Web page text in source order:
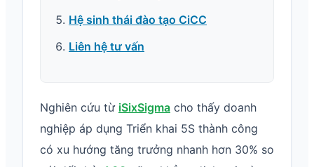
Hệ sinh thái đào tạo CiCC
Liên hệ tư vấn
Nghiên cứu từ iSixSigma cho thấy doanh
nghiệp áp dụng Triển khai 5S thành công
có xu hướng tăng trưởng nhanh hơn 30% so